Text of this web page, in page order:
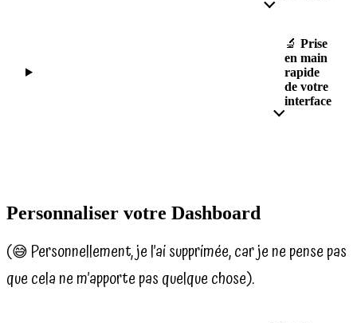
🔬 Prise
en main
rapide
de votre
interface
Personnaliser votre Dashboard
(😅 Personnellement, je l’ai supprimée, car je ne pense pas
que cela ne m’apporte pas quelque chose).